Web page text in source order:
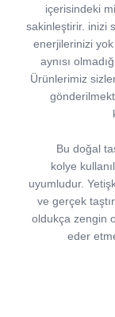
içerisindeki
sakinleştirir. inizi
enerjilerinizi
aynısı
Ürünlerimiz
Bu doğal
kolye
uyumludur.
ve gerçek
oldukça zengin
eder